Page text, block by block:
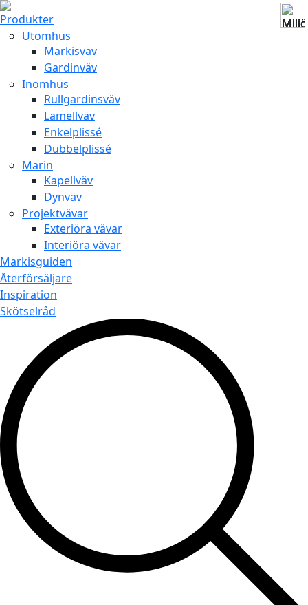
Produkter
Utomhus
Markisväv
Gardinväv
Inomhus
Rullgardinsväv
Lamellväv
Enkelplissé
Dubbelplissé
Marin
Kapellväv
Dynväv
Projektvävar
Exteriöra vävar
Interiöra vävar
Markisguiden
Återförsäljare
Inspiration
Skötselråd